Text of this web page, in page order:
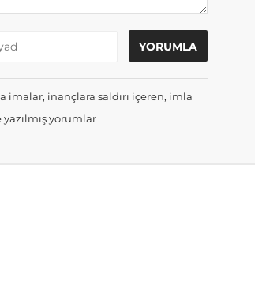
inançlara saldırı içeren, imla
yorumlar